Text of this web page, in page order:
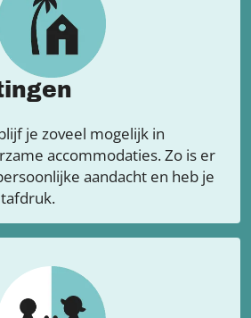
je zoveel mogelijk in
accommodaties. Zo is er
aandacht en heb je